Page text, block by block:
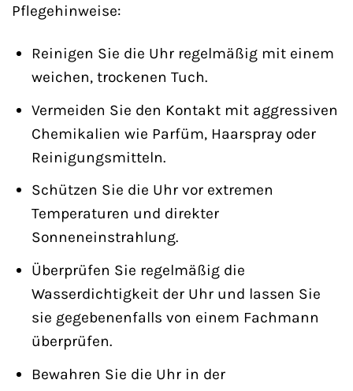
Pflegehinweise:
Reinigen Sie die Uhr regelmäßig mit einem
weichen, trockenen Tuch.
Vermeiden Sie den Kontakt mit aggressiven
Chemikalien wie Parfüm, Haarspray oder
Reinigungsmitteln.
Schützen Sie die Uhr vor extremen
Temperaturen und direkter
Sonneneinstrahlung.
Überprüfen Sie regelmäßig die
Wasserdichtigkeit der Uhr und lassen Sie
sie gegebenenfalls von einem Fachmann
überprüfen.
Bewahren Sie die Uhr in der